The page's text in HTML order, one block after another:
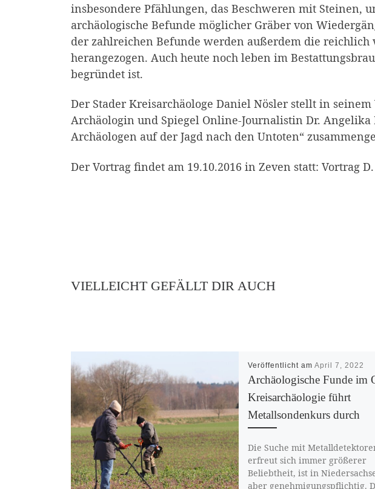
insbesondere Pfählungen, das Beschweren mit Steinen,
archäologische Befunde möglicher Gräber von
der zahlreichen Befunde werden außerdem die
herangezogen. Auch heute noch leben im
begründet ist.
Der Stader Kreisarchäologe Daniel Nösler stellt in
Archäologin und Spiegel Online-Journalistin Dr.
Archäologen auf der Jagd nach den Untoten“
Der Vortrag findet am 19.10.2016 in Zeven statt: Vortrag
VIELLEICHT GEFÄLLT DIR AUCH
Veröffentlicht am April 7, 2022
Archäologische Funde im
Kreisarchäologie führt
Metallsondenkurs durch
Die Suche mit
erfreut sich immer größerer
Beliebtheit, ist in
aber genehmigungspflichtig.